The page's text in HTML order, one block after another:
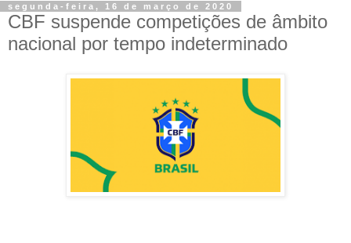
segunda-feira, 16 de março de 2020
CBF suspende competições de âmbito
nacional por tempo indeterminado